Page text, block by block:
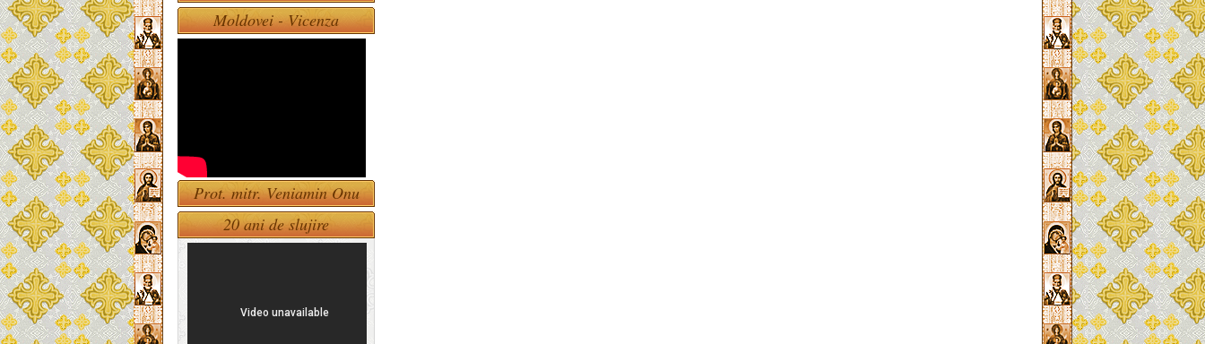
Moldovei - Vicenza
Prot. mitr. Veniamin Onu
20 ani de slujire